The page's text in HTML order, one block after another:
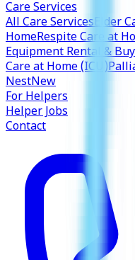
Care Services
All Care ServicesElder
HomeRespite Care at
Equipment Rental & Buy
Care at Home (ICU)
NestNew
For Helpers
Helper Jobs
Contact